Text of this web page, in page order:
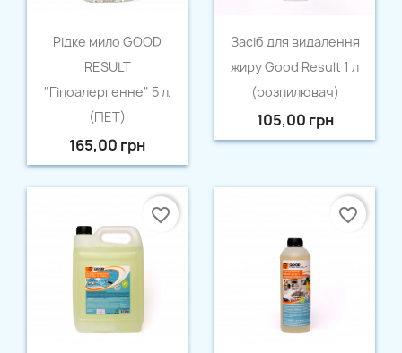
Швидкий перегляд
Рідке мило GOOD
RESULT
"Гіпоалергенне" 5 л.
(ПЕТ)
165,00 грн
Швидкий перегляд
Засіб для видалення
жиру Good Result 1 л
(розпилювач)
105,00 грн
favorite_border favorite_border